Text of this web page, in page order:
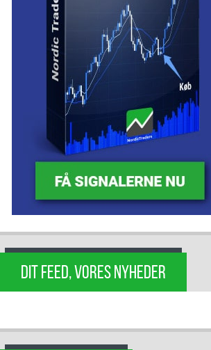
DIT FEED, VORES NYHEDER